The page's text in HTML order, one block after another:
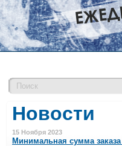
Новости
15 Ноября 2023
Минимальная сумма заказа